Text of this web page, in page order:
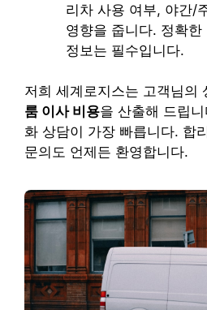
리차 사용 여부, 야간/
영향을 줍니다. 정확
정보는 필수입니다.
저희 세계로지스는 고객님의
룸 이사 비용을 산출해 드립
화 상담이 가장 빠릅니다. 합
문의도 언제든 환영합니다.